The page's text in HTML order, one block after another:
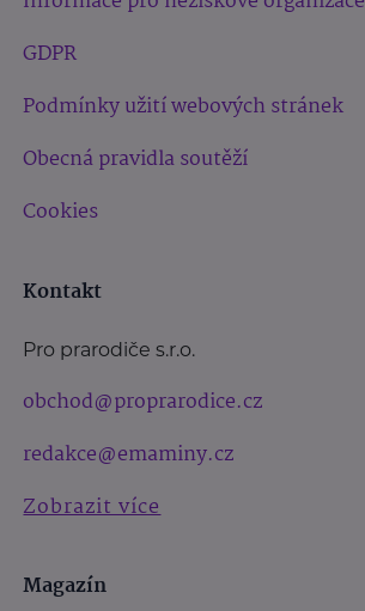
GDPR
Podmínky užití webových stránek
Obecná pravidla soutěží
Cookies
Kontakt
Pro prarodiče s.r.o.
obchod@proprarodice.cz
redakce@emaminy.cz
Zobrazit více
Magazín